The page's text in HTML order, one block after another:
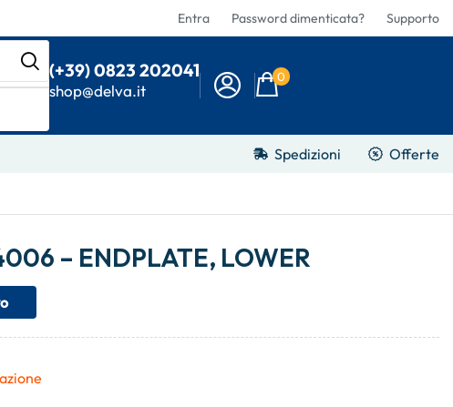
Entra Password dimenticata? Supporto
(+39) 0823 202041
shop@delva.it
0
Spedizioni Offerte
– ENDPLATE, LOWER